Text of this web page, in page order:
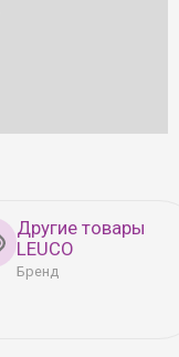
Другие товары
LEUCO
Бренд